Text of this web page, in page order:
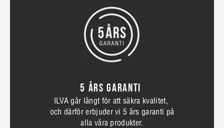
5 ÅRS GARANTI
ILVA går långt för att säkra kvalitet,
och därför erbjuder vi 5 års garanti på
alla våra produkter.